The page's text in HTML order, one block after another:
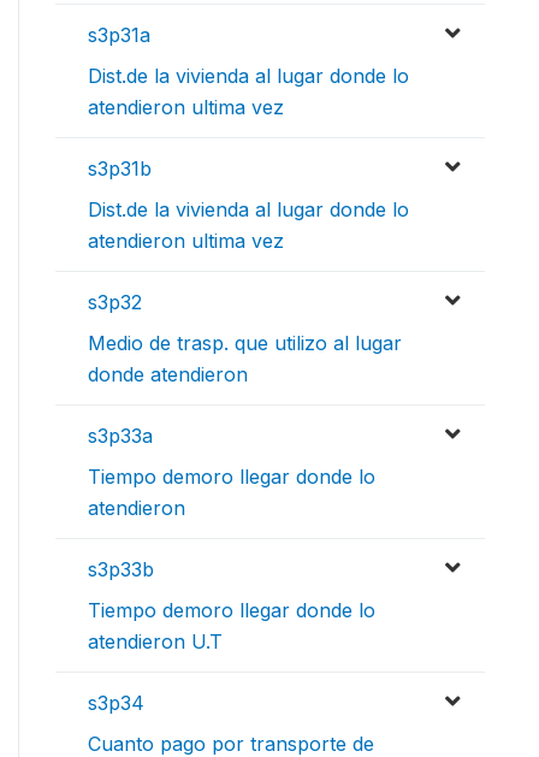
s3p31a
Dist.de la vivienda al lugar donde lo
atendieron ultima vez
s3p31b
Dist.de la vivienda al lugar donde lo
atendieron ultima vez
s3p32
Medio de trasp. que utilizo al lugar
donde atendieron
s3p33a
Tiempo demoro llegar donde lo
atendieron
s3p33b
Tiempo demoro llegar donde lo
atendieron U.T
s3p34
Cuanto pago por transporte de